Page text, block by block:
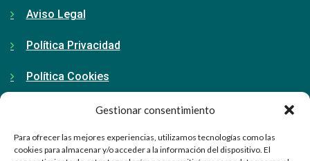
Gestionar consentimiento
Para ofrecer las mejores experiencias, utilizamos tecnologías como las
cookies para almacenar y/o acceder a la información del dispositivo. El
Aviso Legal
Política Privacidad
Política Cookies
Contacto